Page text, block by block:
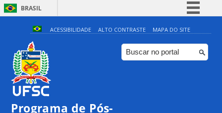
BRASIL
Simplifique!
Comunica BR
Participe
ACESSIBILIDADE ALTO CONTRASTE MAPA DO SITE
Programa de Pós-